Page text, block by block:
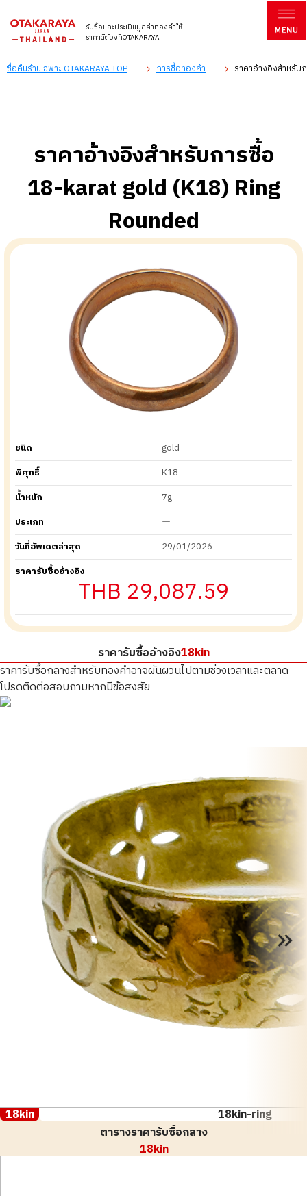
รับซื้อและประเมินมูลค่าทองคำให้
ราคาดีต้องที่OTAKARAYA
ซื้อคืนร้านเฉพาะ OTAKARAYA TOP การซื้อทองคำ ราคาอ้างอิงสำหรับ
ราคาอ้างอิงสำหรับการซื้อ
18-karat gold (K18) Ring
Rounded
ชนิด
gold
พิศุทธิ์
K18
น้ำหนัก
7g
ประเภท
ー
วันที่อัพเดตล่าสุด
29/01/2026
ราคารับซื้ออ้างอิง
THB 29,087.59
ราคารับซื้ออ้างอิง18kin
ราคารับซื้อกลางสำหรับทองคำอาจผันผวนไปตามช่วงเวลาและตลาด
โปรดติดต่อสอบถามหากมีข้อสงสัย
18kin
18kin-ring
ตารางราคารับซื้อกลาง
18kin